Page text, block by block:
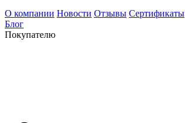
О компании Новости Отзывы Сертификаты
Блог
Покупателю